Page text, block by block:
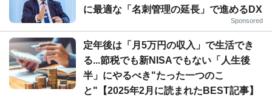
に最適な「名刺管理の延長」で進めるDX
Sponsored
定年後は「月5万円の収入」で生活でき
る...節税でも新NISAでもない「人生後
半」にやるべき"たった一つのこ
と"【2025年2月に読まれたBEST記事】